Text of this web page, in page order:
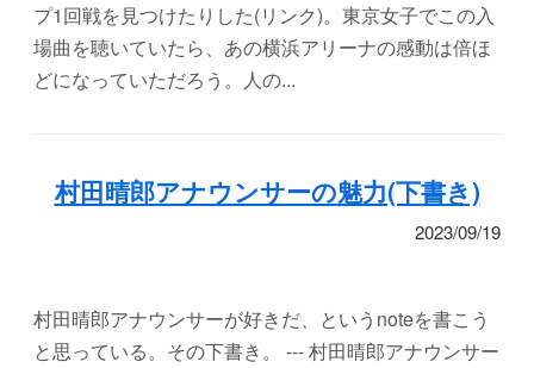
プ1回戦を見つけたりした(リンク)。東京女子でこの入
場曲を聴いていたら、あの横浜アリーナの感動は倍ほ
どになっていただろう。人の...
村田晴郎アナウンサーの魅力(下書き)
2023/09/19
村田晴郎アナウンサーが好きだ、というnoteを書こう
と思っている。その下書き。 --- 村田晴郎アナウンサー